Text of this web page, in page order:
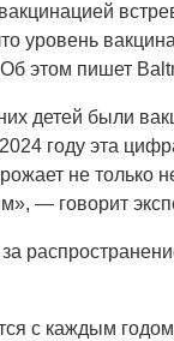
уровень
этом пишет
детей были
году эта
не только
— говорит
с каждым годом